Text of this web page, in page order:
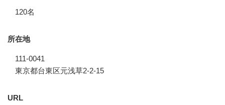
120名
所在地
111-0041
東京都台東区元浅草2-2-15
URL